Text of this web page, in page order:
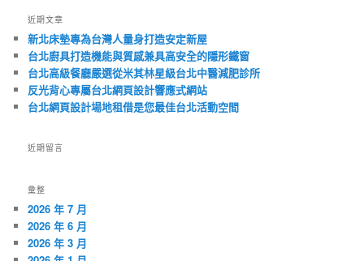
近期文章
新北床墊專為台灣人量身打造安定新屋
台北廚具打造機能與質感兼具高安全的隱形鐵窗
台北高級餐廳嚴選從米其林星級台北中醫減肥診所
反光背心專屬台北網頁設計響應式網站
台北網頁設計場地租借是您最佳台北活動空間
近期留言
彙整
2026 年 7 月
2026 年 6 月
2026 年 3 月